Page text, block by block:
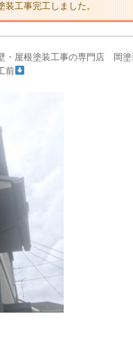
工事完工しました。
・屋根塗装工事の専門店 岡
前